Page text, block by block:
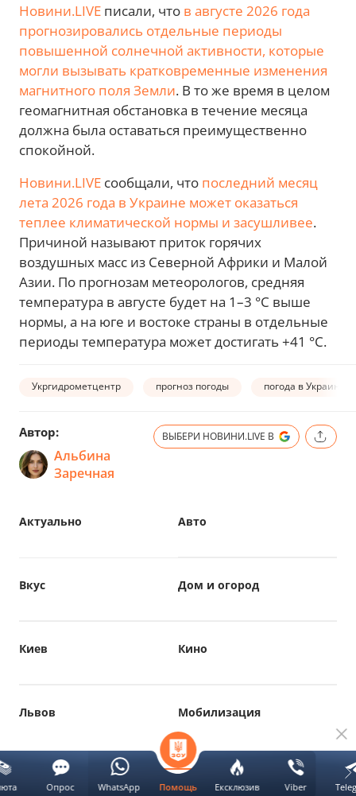
Новини.LIVE писали, что в августе 2026 года
прогнозировались отдельные периоды
повышенной солнечной активности, которые
могли вызывать кратковременные изменения
магнитного поля Земли. В то же время в целом
геомагнитная обстановка в течение месяца
должна была оставаться преимущественно
спокойной.
Новини.LIVE сообщали, что последний месяц
лета 2026 года в Украине может оказаться
теплее климатической нормы и засушливее.
Причиной называют приток горячих
воздушных масс из Северной Африки и Малой
Азии. По прогнозам метеорологов, средняя
температура в августе будет на 1–3 °C выше
нормы, а на юге и востоке страны в отдельные
периоды температура может достигать +41 °C.
Укргидрометцентр прогноз погоды погода в Украине
Автор:
Альбина
Заречная
ВЫБЕРИ НОВИНИ.LIVE В
Помощь Ексклюзив Viber
Опрос WhatsApp
Авто
Актуально
Вкус Дом и огород
Киев Кино
Львов Мобилизация